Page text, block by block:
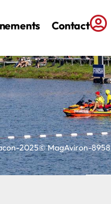
Contact
2025© MagAviron-8958